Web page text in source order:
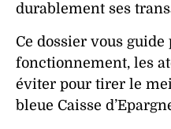
durablement ses
Ce dossier vous guide
fonctionnement, les
éviter pour tirer le
bleue Caisse